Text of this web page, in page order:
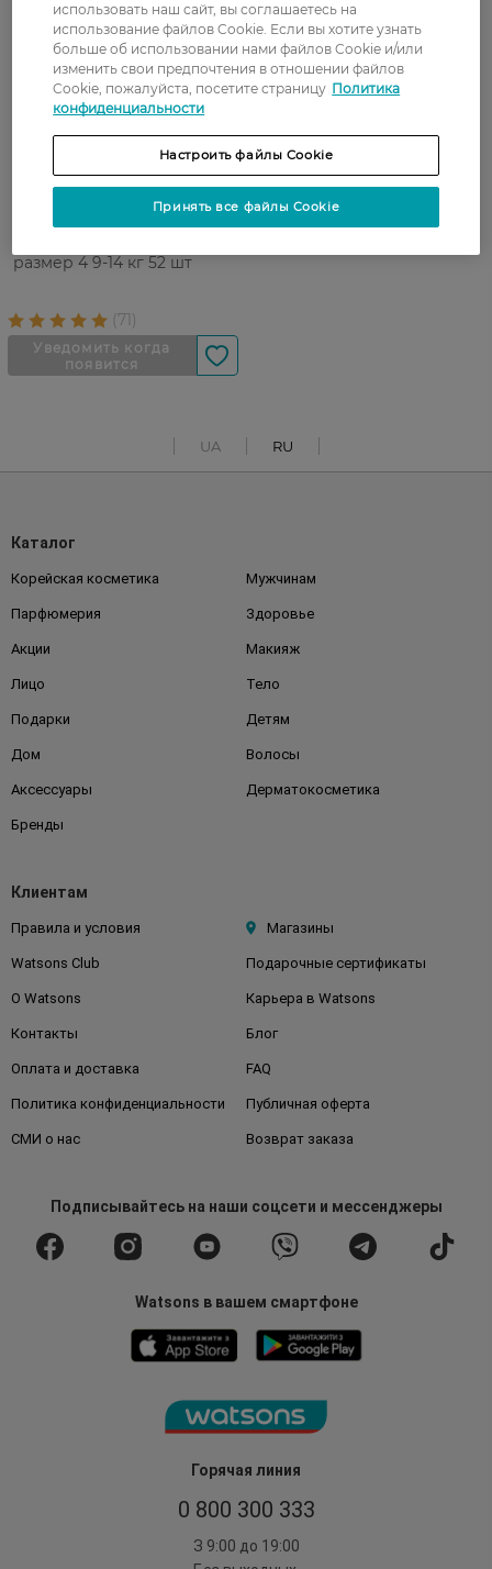
Подгузники детские
размер 4 9-14 кг 52 шт
UA RU
Горячая линия
0 800 300 333
З 9:00 до 19:00
Каталог
Корейская косметика Мужчинам
Парфюмерия Здоровье
Акции Макияж
Лицо Тело
Подарки Детям
Дом Волосы
Аксессуары Дерматокосметика
Бренды
Клиентам
Правила и условия Магазины
Watsons Club Подарочные сертификаты
О Watsons Карьера в Watsons
Контакты Блог
Оплата и доставка FAQ
Политика конфиденциальности Публичная оферта
СМИ о нас Возврат заказа
Подписывайтесьна наши соцсети и мессенджеры
Watsons в вашем смартфоне
использовать наш сайт, вы соглашаетесь на
использование файлов Cookie. Если вы хотите узнать
больше об использовании нами файлов Cookie и/или
изменить свои предпочтения в отношении файлов
Cookie, пожалуйста, посетите страницу Политика
конфиденциальности
Настроить файлы Cookie
Принять все файлы Cookie